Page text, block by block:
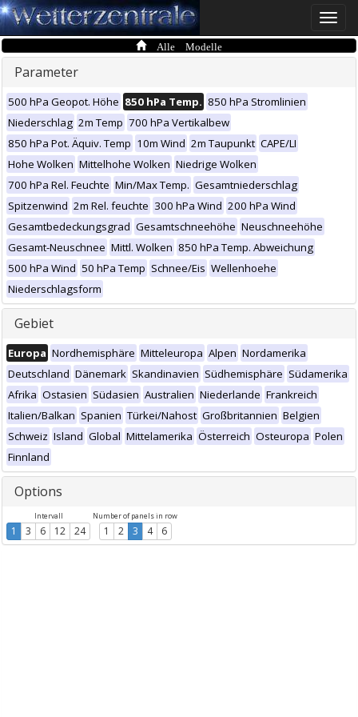
Toggle
Alle Modelle
Parameter
500 hPa Geopot. Höhe 850 hPa Temp. 850 hPa Stromlinien
Niederschlag 2m Temp 700 hPa Vertikalbew
850 hPa Pot. Äquiv. Temp 10m Wind 2m Taupunkt CAPE/LI
Hohe Wolken Mittelhohe Wolken Niedrige Wolken
700 hPa Rel. Feuchte Min/Max Temp. Gesamtniederschlag
Spitzenwind 2m Rel. feuchte 300 hPa Wind 200 hPa Wind
Gesamtbedeckungsgrad Gesamtschneehöhe Neuschneehöhe
Gesamt-Neuschnee Mittl. Wolken 850 hPa Temp. Abweichung
500 hPa Wind 50 hPa Temp Schnee/Eis Wellenhoehe
Niederschlagsform
Gebiet
Europa Nordhemisphäre Mitteleuropa Alpen Nordamerika
Deutschland Dänemark Skandinavien Südhemisphäre Südamerika
Afrika Ostasien Südasien Australien Niederlande Frankreich
Italien/Balkan Spanien Türkei/Nahost Großbritannien Belgien
Schweiz Island Global Mittelamerika Österreich Osteuropa Polen
Finnland
Options
Intervall
1 3 6 12 24
Number of panels in row
1 2 3 4 6